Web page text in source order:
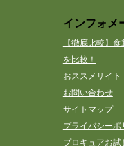
インフォメ
【徹底比較】
を比較！
おススメサイト
お問い合わせ
サイトマップ
プライバシーポ
プロキュアお試